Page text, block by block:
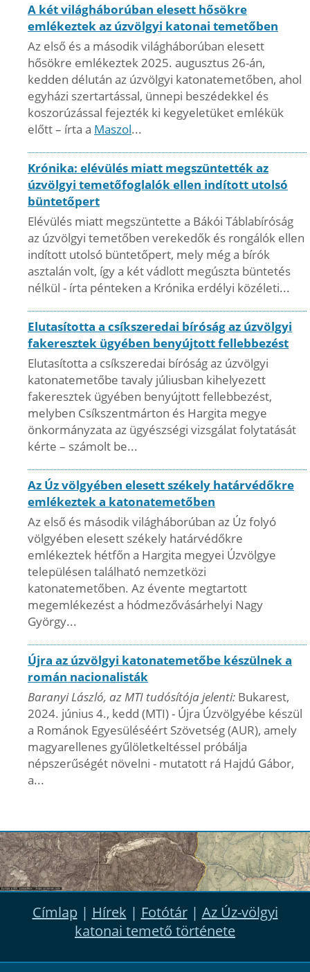
A két világháborúban elesett hősökre
emlékeztek az úzvölgyi katonai temetőben
Az első és a második világháborúban elesett
hősökre emlékeztek 2025. augusztus 26-án,
kedden délután az úzvölgyi katonatemetőben, ahol
egyházi szertartással, ünnepi beszédekkel és
koszorúzással fejezték ki kegyeletüket emlékük
előtt – írta a Maszol...
Krónika: elévülés miatt megszüntették az
úzvölgyi temetőfoglalók ellen indított utolsó
büntetőpert
Elévülés miatt megszüntette a Bákói Táblabíróság
az úzvölgyi temetőben verekedők és rongálók ellen
indított utolsó büntetőpert, mely még a bírók
asztalán volt, így a két vádlott megúszta büntetés
nélkül - írta pénteken a Krónika erdélyi közéleti...
Elutasította a csíkszeredai bíróság az úzvölgyi
fakeresztek ügyében benyújtott fellebbezést
Elutasította a csíkszeredai bíróság az úzvölgyi
katonatemetőbe tavaly júliusban kihelyezett
fakeresztek ügyében benyújtott fellebbezést,
melyben Csíkszentmárton és Hargita megye
önkormányzata az ügyészségi vizsgálat folytatását
kérte – számolt be...
Az Úz völgyében elesett székely határvédőkre
emlékeztek a katonatemetőben
Az első és második világháborúban az Úz folyó
völgyében elesett székely határvédőkre
emlékeztek hétfőn a Hargita megyei Úzvölgye
településen található nemzetközi
katonatemetőben. Az évente megtartott
megemlékezést a hódmezővásárhelyi Nagy
György...
Újra az úzvölgyi katonatemetőbe készülnek a
román nacionalisták
Baranyi László, az MTI tudósítója jelenti: Bukarest,
2024. június 4., kedd (MTI) - Újra Úzvölgyébe készül
a Románok Egyesüléséért Szövetség (AUR), amely
magyarellenes gyűlöletkeltéssel próbálja
népszerűségét növelni - mutatott rá Hajdú Gábor,
a...
Címlap | Hírek | Fotótár| Az Úz-völgyi
katonai temető története